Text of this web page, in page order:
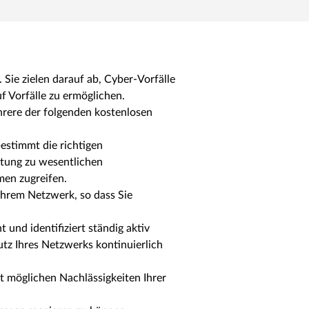
zielen darauf ab, Cyber-Vorfälle
Vorfälle zu ermöglichen.
der folgenden kostenlosen
die richtigen
zu wesentlichen
zugreifen.
Netzwerk, so dass Sie
und identifiziert ständig aktiv
Ihres Netzwerks kontinuierlich
möglichen Nachlässigkeiten Ihrer